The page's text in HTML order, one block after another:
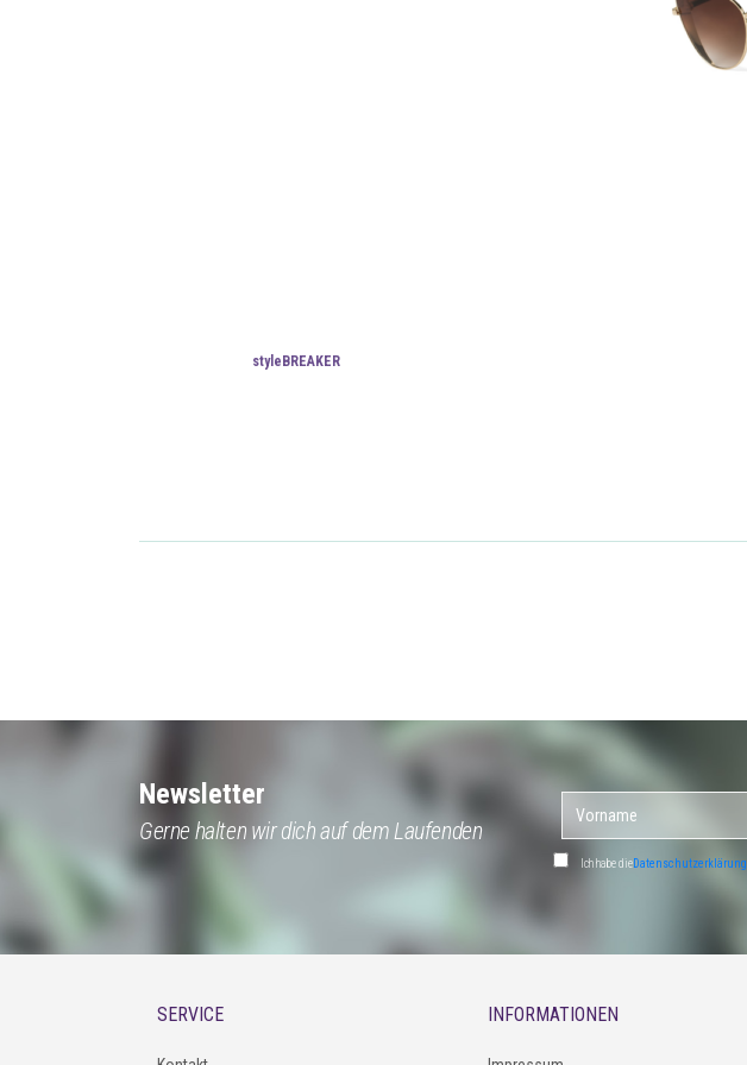
styleBREAKER
Newsletter
Gerne halten wir dich auf dem Laufenden
Ich habe dieDatenschutzerklärung
SERVICE INFORMATIONEN